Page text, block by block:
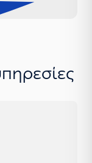
ενώ η
ΗΕΠ
όλα τα